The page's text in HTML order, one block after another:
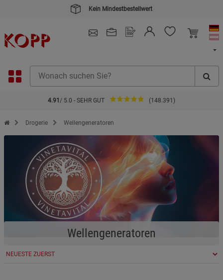
Kein Mindestbestellwert
4.91 / 5.0 - SEHR GUT (148.391)
Zur Startseite des Kopp Verlag Online-Shop
Drogerie Wellengeneratoren
Wellengeneratoren